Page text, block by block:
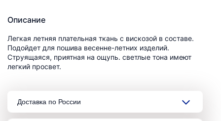
Описание
Легкая летняя плательная ткань с вискозой в составе.
Подойдет для пошива весенне-летних изделий.
Струящаяся, приятная на ощупь. светлые тона имеют
легкий просвет.
Доставка по России